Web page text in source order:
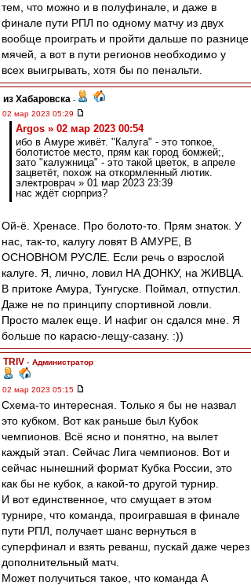
тем, что можно и в полуфинале, и даже в
финале пути РПЛ по одному матчу из двух
вообще проиграть и пройти дальше по разнице
мячей, а вот в пути регионов необходимо у
всех выигрывать, хотя бы по пенальти.
из Хабаровска -
02 мар 2023 05:29
Argos » 02 мар 2023 00:54
ибо в Амуре живёт. "Калуга" - это топкое,
болотистое место, прям как город бомжей;,
зато "калужница" - это такой цветок, в апреле
зацветёт, похож на откормленный лютик.
электроврач » 01 мар 2023 23:39
нас ждёт сюрприз?
Ой-ё. Хренасе. Про болото-то. Прям знаток. У
нас, так-то, калугу ловят В АМУРЕ, В
ОСНОВНОМ РУСЛЕ. Если речь о взрослой
калуге. Я, лично, ловил НА ДОНКУ, на ЖИВЦА.
В притоке Амура, Тунгуске. Поймал, отпустил.
Даже не по принципу спортивной ловли.
Просто малек еще. И нафиг он сдался мне. Я
больше по карасю-лещу-сазану. :))
TRIV - Администратор
02 мар 2023 05:15
Схема-то интересная. Только я бы не назвал
это кубком. Вот как раньше был Кубок
чемпионов. Всё ясно и понятно, на вылет
каждый этап. Сейчас Лига чемпионов. Вот и
сейчас нынешний формат Кубка России, это
как бы не кубок, а какой-то другой турнир.
И вот единственное, что смущает в этом
турнире, что команда, проигравшая в финале
пути РПЛ, получает шанс вернуться в
суперфинал и взять реванш, пускай даже через
дополнительный матч.
Может получиться такое, что команда А